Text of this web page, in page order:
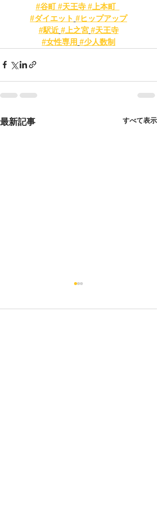
#谷町 #天王寺 #上本町
#ダイエット #ヒップアップ
#駅近 #上之宮 #天王寺
#女性専用 #少人数制
最新記事 すべて表示